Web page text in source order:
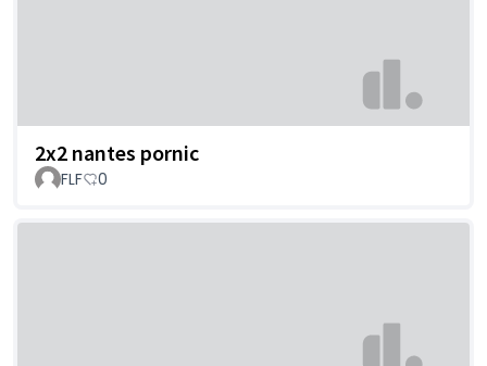
2x2 nantes pornic
FLF 0